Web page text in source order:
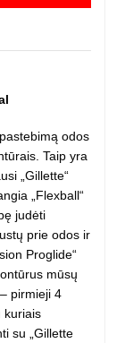
odos
Taip yra
„Gillette“
„Flexball“
judėti
prie odos ir
Proglide“
mūsų
pirmieji 4
kuriais
su „Gillette